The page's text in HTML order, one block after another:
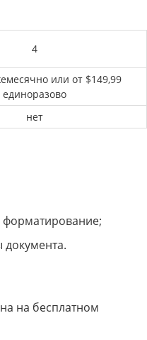
4
или от $149,99
единоразово
нет
форматирование;
на бесплатном